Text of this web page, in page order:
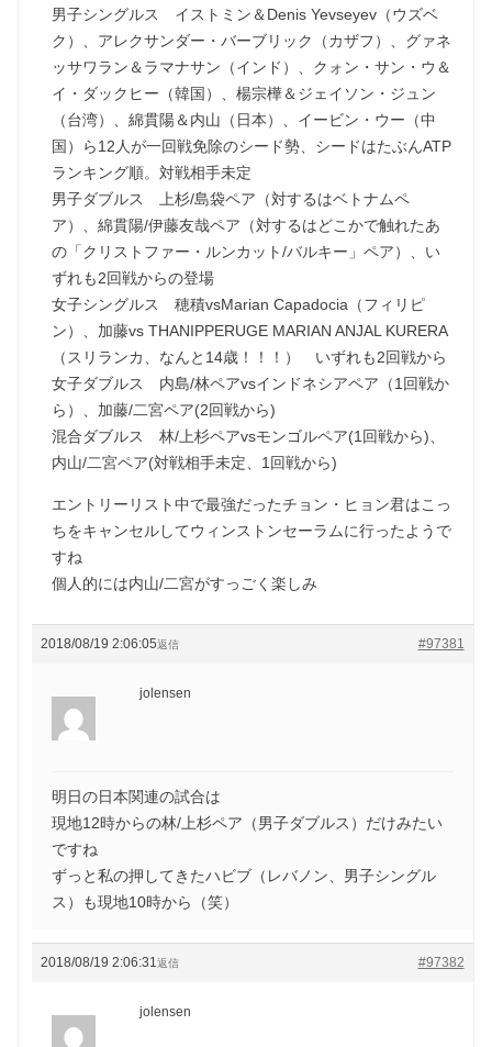
男子シングルス イストミン＆Denis Yevseyev（ウズベ
ク）、アレクサンダー・バーブリック（カザフ）、グァネ
ッサワラン＆ラマナサン（インド）、クォン・サン・ウ＆
イ・ダックヒー（韓国）、楊宗樺＆ジェイソン・ジュン
（台湾）、綿貫陽＆内山（日本）、イービン・ウー（中
国）ら12人が一回戦免除のシード勢、シードはたぶんATP
ランキング順。対戦相手未定
男子ダブルス 上杉/島袋ペア（対するはベトナムペ
ア）、綿貫陽/伊藤友哉ペア（対するはどこかで触れたあ
の「クリストファー・ルンカット/バルキー」ペア）、い
ずれも2回戦からの登場
女子シングルス 穂積vsMarian Capadocia（フィリピ
ン）、加藤vs THANIPPERUGE MARIAN ANJAL KURERA
（スリランカ、なんと14歳！！！） いずれも2回戦から
女子ダブルス 内島/林ペアvsインドネシアペア（1回戦か
ら）、加藤/二宮ペア(2回戦から)
混合ダブルス 林/上杉ペアvsモンゴルペア(1回戦から)、
内山/二宮ペア(対戦相手未定、1回戦から)
エントリーリスト中で最強だったチョン・ヒョン君はこっ
ちをキャンセルしてウィンストンセーラムに行ったようで
すね
個人的には内山/二宮がすっごく楽しみ
2018/08/19 2:06:05 #97381
返信
jolensen
明日の日本関連の試合は
現地12時からの林/上杉ペア（男子ダブルス）だけみたい
ですね
ずっと私の押してきたハビブ（レバノン、男子シングル
ス）も現地10時から（笑）
2018/08/19 2:06:31 #97382
返信
jolensen